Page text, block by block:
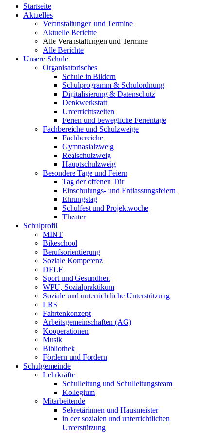
Startseite
Aktuelles
Veranstaltungen und Termine
Aktuelle Berichte
Alle Veranstaltungen und Termine
Alle Berichte
Unsere Schule
Organisatorisches
Schule in Bildern
Schulprogramm & Schulordnung
Digitalisierung & Datenschutz
Denkwerkstatt
Unterrichtszeiten
Ferien und bewegliche Ferientage
Fachbereiche und Schulzweige
Fachbereiche
Gymnasialzweig
Realschulzweig
Hauptschulzweig
Besondere Tage und Feiern
Tag der offenen Tür
Einschulungs- und Entlassungsfeiern
Ehrungstag
Schulfest und Projektwoche
Theater
Schulprofil
MINT
Bikeschool
Berufsorientierung
Soziale Kompetenz
DELF
Sport und Gesundheit
WPU, Sozialpraktikum
Soziale und unterrichtliche Unterstützung
LRS
Fahrtenkonzept
Arbeitsgemeinschaften (AG)
Kooperationen
Musik
Bibliothek
Fördern und Fordern
Schulgemeinde
Lehrkräfte
Schulleitung und Schulleitungsteam
Kollegium
Mitarbeitende
Sekretärinnen und Hausmeister
in der sozialen und unterrichtlichen
Unterstützung